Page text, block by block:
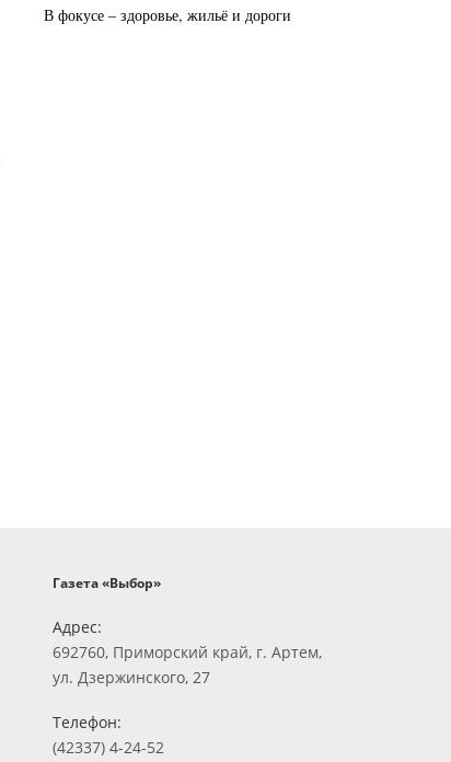
В фокусе – здоровье, жильё и дороги
Газета «Выбор»
Адрес:
692760, Приморский край, г. Артем,
ул. Дзержинского, 27
Телефон:
(42337) 4-24-52